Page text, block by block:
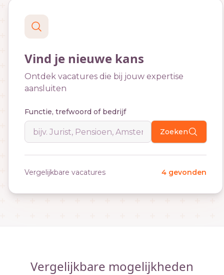
Vind je nieuwe kans
Ontdek vacatures die bij jouw expertise
aansluiten
Functie, trefwoord of bedrijf
Zoeken
Vergelijkbare vacatures 4 gevonden
Vergelijkbare mogelijkheden